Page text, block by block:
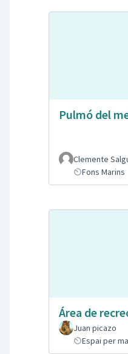
Pulmó del
Clemente
Fons Marins
Área de
Juan picazo
Espai per